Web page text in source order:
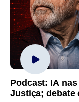
Podcast: IA
Justiça; debate